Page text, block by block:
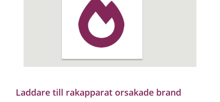
Laddare till rakapparat orsakade brand